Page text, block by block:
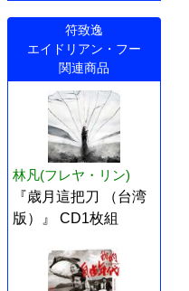
符致逸
エイドリアン・フー
関連商品
林凡(フレヤ・リン)
『歳月這把刀 （台湾
版）』 CD1枚組